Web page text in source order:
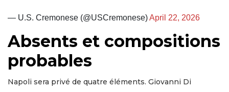
— U.S. Cremonese (@USCremonese)April 22, 2026
Absents et compositions
probables
Napoli sera privé de quatre éléments. Giovanni Di